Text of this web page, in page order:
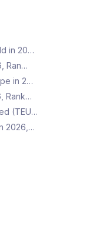
in 20…
Ran…
in 2…
Rank…
(TEU…
2026,…